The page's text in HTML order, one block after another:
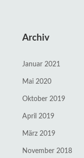
Archiv
Januar 2021
Mai 2020
Oktober 2019
April 2019
März 2019
November 2018